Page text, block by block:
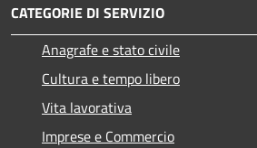
CATEGORIE DI SERVIZIO
Anagrafe e stato civile
Cultura e tempo libero
Vita lavorativa
Imprese e Commercio